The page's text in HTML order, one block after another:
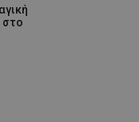
στο